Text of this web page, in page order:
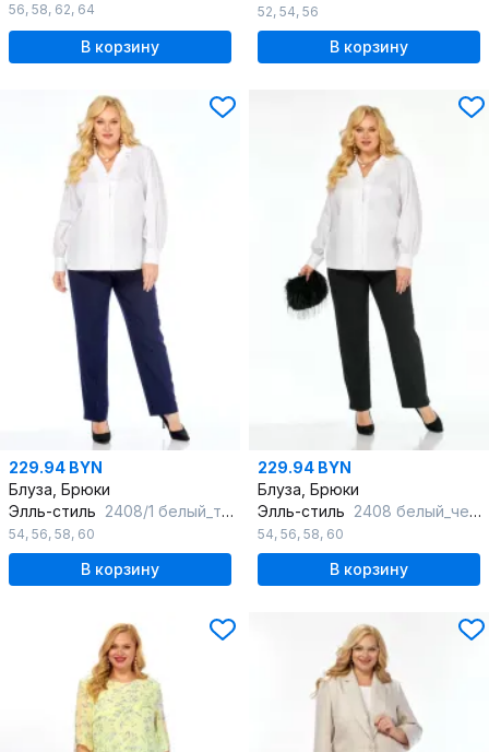
56, 58, 62, 64
В корзину
52, 54, 56
В корзину
229.94 BYN
Блуза, Брюки
Элль-стиль 2408/1 белый_темно-синий
54, 56, 58, 60
В корзину
229.94 BYN
Блуза, Брюки
Элль-стиль 2408 белый_черный
54, 56, 58, 60
В корзину